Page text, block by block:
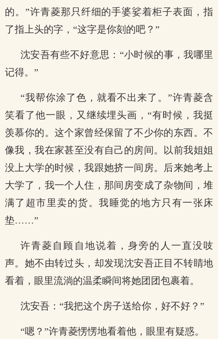
的。”许青菱那只纤细的手婆娑着柜子表面，指
了指上头的字，“这字是你刻的吧？”
沈安吾有些不好意思：“小时候的事，我哪里
记得。”
“我帮你涂了色，就看不出来了。”许青菱含
笑看了他一眼，又继续埋头画，“有时候，我挺
羡慕你的。这个家曾经保留了不少你的东西。不
像我，我在家甚至没有自己的房间。以前我姐姐
没上大学的时候，我跟她挤一间房。后来她考上
大学了，我一个人住，那间房变成了杂物间，堆
满了超市里卖的货。我睡觉的地方只有一张床
垫……”
许青菱自顾自地说着，身旁的人一直没吱
声。她不由转过头，却发现沈安吾正目不转睛地
看着，眼里流淌的温柔瞬间将她团团包裹着。
沈安吾：“我把这个房子送给你，好不好？”
“嗯？”许青菱愣愣地看着他，眼里有疑惑。